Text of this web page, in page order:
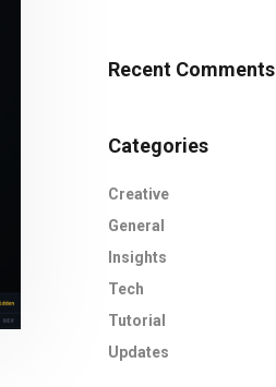
Recent Comments
Categories
Creative
General
Insights
Tech
Tutorial
Updates